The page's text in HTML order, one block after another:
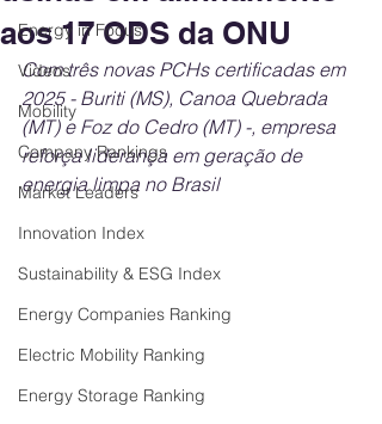
Energy in Focus
Videos
Mobility
Company Rankings
Market Leaders
Innovation Index
Sustainability & ESG Index
Energy Companies Ranking
Electric Mobility Ranking
Energy Storage Ranking
aos 17 ODS da ONU
Com três novas PCHs certificadas em
2025 - Buriti (MS), Canoa Quebrada
(MT) e Foz do Cedro (MT) -, empresa
reforça liderança em geração de
energia limpa no Brasil